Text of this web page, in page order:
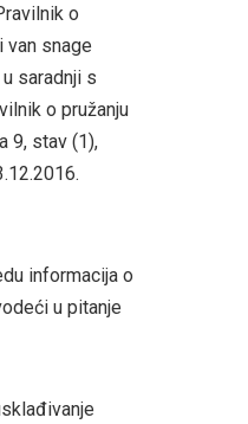
o
van snage
saradnji s
o pružanju
9, stav (1),
informacija o
u pitanje